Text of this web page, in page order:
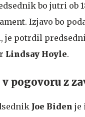
bo jutri ob
Izjavo bo
je potrdil
Lindsay Hoyle.
pogovoru z
Joe Biden je